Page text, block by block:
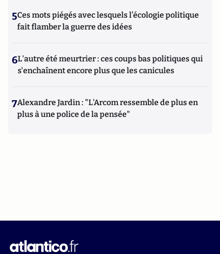
5Ces mots piégés avec lesquels l’écologie politique
fait flamber la guerre des idées
6L'autre été meurtrier : ces coups bas politiques qui
s'enchaînent encore plus que les canicules
7Alexandre Jardin : "L'Arcom ressemble de plus en
plus à une police de la pensée"